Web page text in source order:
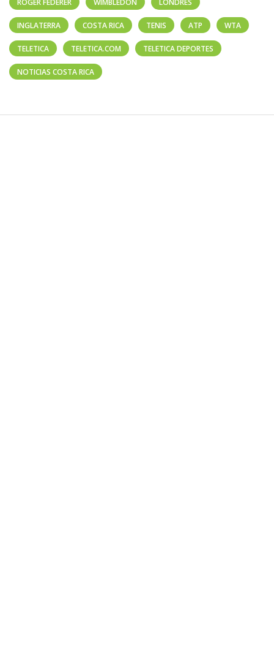
ROGER FEDERER WIMBLEDON LONDRES
INGLATERRA COSTA RICA TENIS ATP WTA
TELETICA TELETICA.COM TELETICA DEPORTES
NOTICIAS COSTA RICA